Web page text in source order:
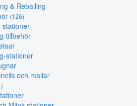
& Reballing
(126)
stationer
tillbehör
stationer
och mallar